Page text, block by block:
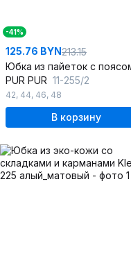
-41%
125.76 BYN213.15
PUR PUR 11-255/2
42, 44, 46, 48
В корзину